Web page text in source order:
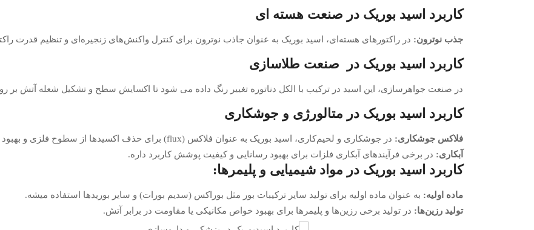
کاربرد اسید بوریک در صنعت هسته ای
جذب نوترون: در راکتورهای هسته‌ای، اسید بوریک به عنوان جاذب نوترون برای کنترل واکنش‌های زنجیره‌ای و تنظیم قدرت
کاربرد اسید بوریک در صنعت طلاسازی
در صنعت جواهرسازی، این اسید در ترکیب با الکل دناتوره تغییر رنگ داده می شود تا اکسایش سطح و تشکیل شعله آتش بر
کاربرد اسید بوریک در متالورژی و جوشکاری
فلاکس جوشکاری: در جوشکاری و لحیم‌کاری، اسید بوریک به عنوان فلاکس (flux) برای حذف اکسیدها از سطوح فلزی و بهبود کیفیت اتصال استفاده میشه.
آبکاری: در برخی فرآیندهای آبکاری فلزات برای بهبود رسانایی و کیفیت پوشش کاربرد داره.
کاربرد اسید بوریک در مواد شیمیایی و پلیمرها:
ماده اولیه: به عنوان ماده اولیه برای تولید سایر ترکیبات بور مثل بوراکس (سدیم بورات) و سایر بوریدها استفاده میشه.
تولید رزین‌ها: در تولید برخی رزین‌ها و پلیمرها برای بهبود خواص مکانیکی یا مقاومت در برابر آتش.